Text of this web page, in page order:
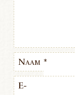
Naam *
E-